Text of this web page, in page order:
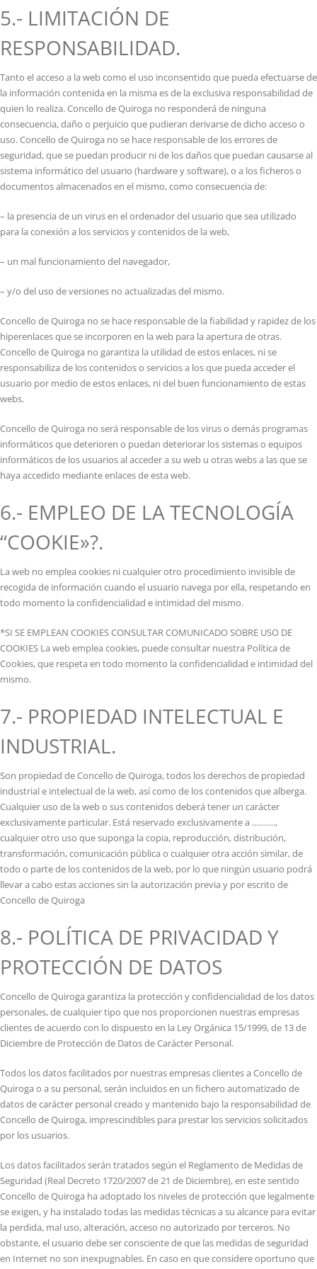
5.- LIMITACIÓN DE
RESPONSABILIDAD.
Tanto el acceso a la web como el uso inconsentido que pueda efectuarse de
la información contenida en la misma es de la exclusiva responsabilidad de
quien lo realiza. Concello de Quiroga no responderá de ninguna
consecuencia, daño o perjuicio que pudieran derivarse de dicho acceso o
uso. Concello de Quiroga no se hace responsable de los errores de
seguridad, que se puedan producir ni de los daños que puedan causarse al
sistema informático del usuario (hardware y software), o a los ficheros o
documentos almacenados en el mismo, como consecuencia de:
– la presencia de un virus en el ordenador del usuario que sea utilizado
para la conexión a los servicios y contenidos de la web,
– un mal funcionamiento del navegador,
– y/o del uso de versiones no actualizadas del mismo.
Concello de Quiroga no se hace responsable de la fiabilidad y rapidez de los
hiperenlaces que se incorporen en la web para la apertura de otras.
Concello de Quiroga no garantiza la utilidad de estos enlaces, ni se
responsabiliza de los contenidos o servicios a los que pueda acceder el
usuario por medio de estos enlaces, ni del buen funcionamiento de estas
webs.
Concello de Quiroga no será responsable de los virus o demás programas
informáticos que deterioren o puedan deteriorar los sistemas o equipos
informáticos de los usuarios al acceder a su web u otras webs a las que se
haya accedido mediante enlaces de esta web.
6.- EMPLEO DE LA TECNOLOGÍA
“COOKIE»?.
La web no emplea cookies ni cualquier otro procedimiento invisible de
recogida de información cuando el usuario navega por ella, respetando en
todo momento la confidencialidad e intimidad del mismo.
*SI SE EMPLEAN COOKIES CONSULTAR COMUNICADO SOBRE USO DE
COOKIES La web emplea cookies, puede consultar nuestra Política de
Cookies, que respeta en todo momento la confidencialidad e intimidad del
mismo.
7.- PROPIEDAD INTELECTUAL E
INDUSTRIAL.
Son propiedad de Concello de Quiroga, todos los derechos de propiedad
industrial e intelectual de la web, así como de los contenidos que alberga.
Cualquier uso de la web o sus contenidos deberá tener un carácter
exclusivamente particular. Está reservado exclusivamente a ……….,
cualquier otro uso que suponga la copia, reproducción, distribución,
transformación, comunicación pública o cualquier otra acción similar, de
todo o parte de los contenidos de la web, por lo que ningún usuario podrá
llevar a cabo estas acciones sin la autorización previa y por escrito de
Concello de Quiroga
8.- POLÍTICA DE PRIVACIDAD Y
PROTECCIÓN DE DATOS
Concello de Quiroga garantiza la protección y confidencialidad de los datos
personales, de cualquier tipo que nos proporcionen nuestras empresas
clientes de acuerdo con lo dispuesto en la Ley Orgánica 15/1999, de 13 de
Diciembre de Protección de Datos de Carácter Personal.
Todos los datos facilitados por nuestras empresas clientes a Concello de
Quiroga o a su personal, serán incluidos en un fichero automatizado de
datos de carácter personal creado y mantenido bajo la responsabilidad de
Concello de Quiroga, imprescindibles para prestar los servicios solicitados
por los usuarios.
Los datos facilitados serán tratados según el Reglamento de Medidas de
Seguridad (Real Decreto 1720/2007 de 21 de Diciembre), en este sentido
Concello de Quiroga ha adoptado los niveles de protección que legalmente
se exigen, y ha instalado todas las medidas técnicas a su alcance para evitar
la perdida, mal uso, alteración, acceso no autorizado por terceros. No
obstante, el usuario debe ser consciente de que las medidas de seguridad
en Internet no son inexpugnables. En caso en que considere oportuno que